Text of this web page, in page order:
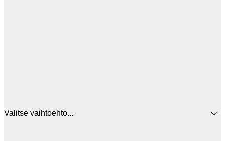
Valitse vaihtoehto...